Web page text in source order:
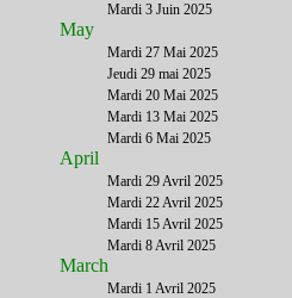
Mardi 3 Juin 2025
May
Mardi 27 Mai 2025
Jeudi 29 mai 2025
Mardi 20 Mai 2025
Mardi 13 Mai 2025
Mardi 6 Mai 2025
April
Mardi 29 Avril 2025
Mardi 22 Avril 2025
Mardi 15 Avril 2025
Mardi 8 Avril 2025
March
Mardi 1 Avril 2025